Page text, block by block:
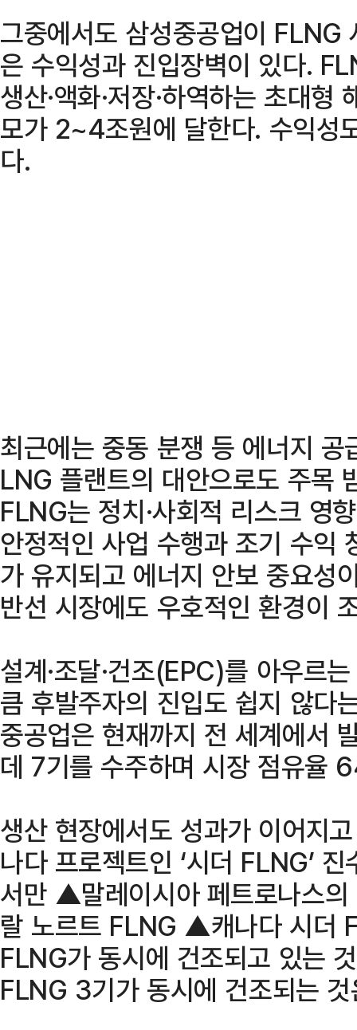
그중에서도 삼성중공업이 FLNG
은 수익성과 진입장벽이 있다.
생산·액화·저장·하역하는 초대
모가 2~4조원에 달한다. 수익성
다.
최근에는 중동 분쟁 등 에너지
LNG 플랜트의 대안으로도 주목
FLNG는 정치·사회적 리스크 영
안정적인 사업 수행과 조기 수익
가 유지되고 에너지 안보 중요성
반선 시장에도 우호적인 환경이
설계·조달·건조(EPC)를 아우르
큼 후발주자의 진입도 쉽지 않다
중공업은 현재까지 전 세계에서
데 7기를 수주하며 시장 점유율
생산 현장에서도 성과가 이어지
나다 프로젝트인 ‘시더 FLNG’
서만 ▲말레이시아 페트로나스
랄 노르트 FLNG ▲캐나다 시더
FLNG가 동시에 건조되고 있는
FLNG 3기가 동시에 건조되는